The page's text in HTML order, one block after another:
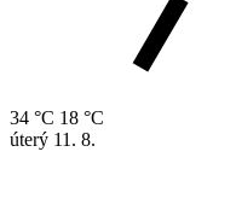
34 °C 18 °C
úterý 11. 8.